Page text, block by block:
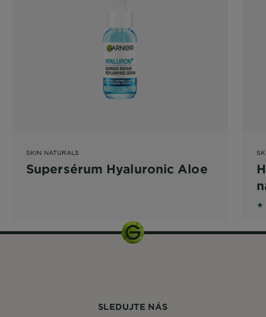
SKIN NATURALS
Supersérum Hyaluronic Aloe
5
SLEDUJTE NÁS